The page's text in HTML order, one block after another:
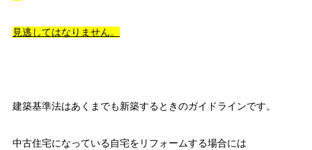
見逃してはなりません。
建築基準法はあくまでも新築するときのガイドラインです。
中古住宅になっている自宅をリフォームする場合には